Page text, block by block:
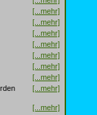
[...mehr]
[...mehr]
[...mehr]
[...mehr]
[...mehr]
[...mehr]
[...mehr]
[...mehr]
[...mehr]